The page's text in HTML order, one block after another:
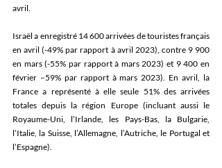
avril.
Israël a enregistré 14 600 arrivées de touristes français
en avril (-49% par rapport à avril 2023), contre 9 900
en mars (-55% par rapport à mars 2023) et 9 400 en
février –59% par rapport à mars 2023). En avril, la
France a représenté à elle seule 51% des arrivées
totales depuis la région Europe (incluant aussi le
Royaume-Uni, l’Irlande, les Pays-Bas, la Bulgarie,
l’Italie, la Suisse, l’Allemagne, l’Autriche, le Portugal et
l’Espagne).